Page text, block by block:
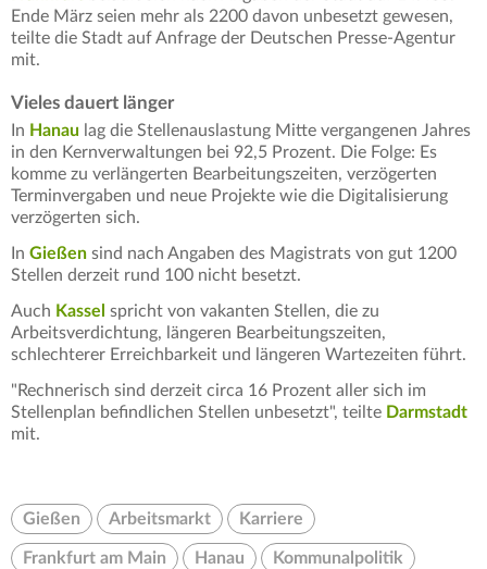
Ende März seien mehr als 2200 davon unbesetzt gewesen,
teilte die Stadt auf Anfrage der Deutschen Presse-Agentur
mit.
Vieles dauert länger
In Hanau lag die Stellenauslastung Mitte vergangenen Jahres
in den Kernverwaltungen bei 92,5 Prozent. Die Folge: Es
komme zu verlängerten Bearbeitungszeiten, verzögerten
Terminvergaben und neue Projekte wie die Digitalisierung
verzögerten sich.
In Gießen sind nach Angaben des Magistrats von gut 1200
Stellen derzeit rund 100 nicht besetzt.
Auch Kassel spricht von vakanten Stellen, die zu
Arbeitsverdichtung, längeren Bearbeitungszeiten,
schlechterer Erreichbarkeit und längeren Wartezeiten führt.
"Rechnerisch sind derzeit circa 16 Prozent aller sich im
Stellenplan befindlichen Stellen unbesetzt", teilte Darmstadt
mit.
Gießen Arbeitsmarkt Karriere
Frankfurt am Main Hanau Kommunalpolitik